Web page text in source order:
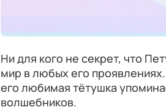
Ни для кого не секрет, что
мир в любых его
его любимая тётушка
волшебников.